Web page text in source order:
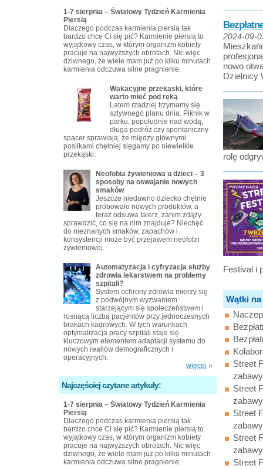
2024-09-
nowo
Dzielnicy
rolę
Festival i
Wątki
Street
Street
Street
Street
Street
1-7 sierpnia – Światowy Tydzień Karmienia
Piersią
Dlaczego podczas karmienia piersią tak
bardzo chce Ci się pić? Karmienie piersią to
wyjątkowy czas, w którym organizm kobiety
pracuje na najwyższych obrotach. Nic więc
dziwnego, że wiele mam już po kilku minutach
karmienia odczuwa silne pragnienie.
Wakacyjne przekąski, które
warto mieć pod ręką
Latem rzadziej trzymamy się
sztywnego planu dnia. Piknik w
parku, popołudnie nad wodą,
długa podróż czy spontaniczny
spacer sprawiają, że między głównymi
posiłkami chętniej sięgamy po niewielkie
przekąski.
Neofobia żywieniowa u dzieci – 3
sposoby na oswajanie nowych
smaków
Jeszcze niedawno dziecko chętnie
próbowało nowych produktów, a
teraz odsuwa talerz, zanim zdąży
sprawdzić, co się na nim znajduje? Niechęć
do nieznanych smaków, zapachów i
konsystencji może być przejawem neofobii
żywieniowej.
Automatyzacja i cyfryzacja służby
zdrowia lekarstwem na problemy
szpitali?
System ochrony zdrowia mierzy się
z podwójnym wyzwaniem:
starzejącym się społeczeństwem i
rosnącą liczbą pacjentów przy jednoczesnych
brakach kadrowych. W tych warunkach
optymalizacja pracy szpitali staje się
kluczowym elementem adaptacji systemu do
nowych realiów demograficznych i
operacyjnych.
więcej »
Najczęściej czytane artykuły:
1-7 sierpnia – Światowy Tydzień Karmienia
Piersią
Dlaczego podczas karmienia piersią tak
bardzo chce Ci się pić? Karmienie piersią to
wyjątkowy czas, w którym organizm kobiety
pracuje na najwyższych obrotach. Nic więc
dziwnego, że wiele mam już po kilku minutach
karmienia odczuwa silne pragnienie.